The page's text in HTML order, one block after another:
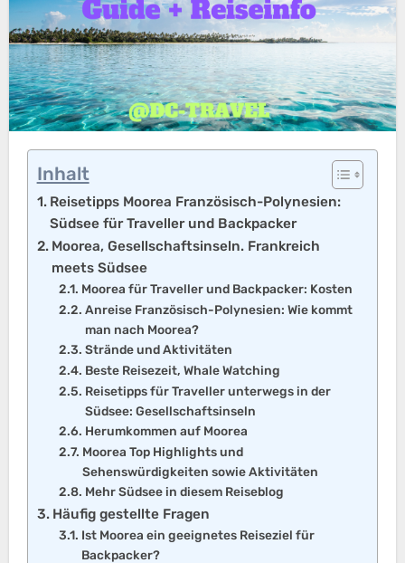
Inhalt
Reisetipps Moorea Französisch-Polynesien:
Südsee für Traveller und Backpacker
Moorea, Gesellschaftsinseln. Frankreich
meets Südsee
Moorea für Traveller und Backpacker: Kosten
Anreise Französisch-Polynesien: Wie kommt
man nach Moorea?
Strände und Aktivitäten
Beste Reisezeit, Whale Watching
Reisetipps für Traveller unterwegs in der
Südsee: Gesellschaftsinseln
Herumkommen auf Moorea
Moorea Top Highlights und
Sehenswürdigkeiten sowie Aktivitäten
Mehr Südsee in diesem Reiseblog
Häufig gestellte Fragen
Ist Moorea ein geeignetes Reiseziel für
Backpacker?